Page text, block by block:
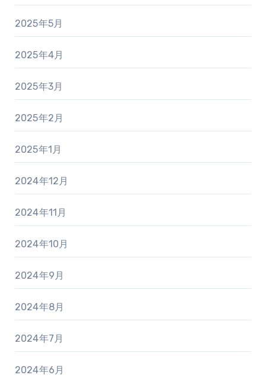
2025年5月
2025年4月
2025年3月
2025年2月
2025年1月
2024年12月
2024年11月
2024年10月
2024年9月
2024年8月
2024年7月
2024年6月